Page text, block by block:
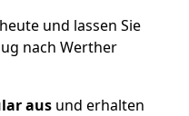
und lassen Sie
nach Werther
aus und erhalten